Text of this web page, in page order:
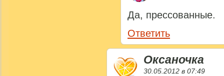
Да, прессованные.
Ответить
Оксаночка
30.05.2012 в 07:49